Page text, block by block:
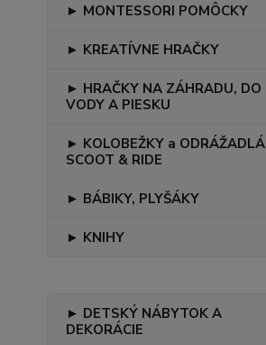
► MONTESSORI POMÔCKY
► KREATÍVNE HRAČKY
► HRAČKY NA ZÁHRADU, DO
VODY A PIESKU
► KOLOBEŽKY a ODRÁŽADLÁ
SCOOT & RIDE
► BÁBIKY, PLYŠÁKY
► KNIHY
► DETSKÝ NÁBYTOK A
DEKORÁCIE